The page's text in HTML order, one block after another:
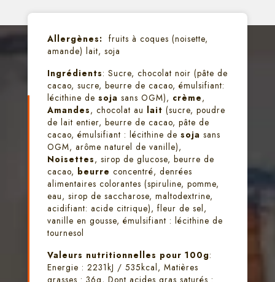
Allergènes: fruits à coques (noisette,
amande) lait, soja
Ingrédients: Sucre, chocolat noir (pâte de
cacao, sucre, beurre de cacao, émulsifiant:
lécithine de soja sans OGM), crème,
Amandes, chocolat au lait (sucre, poudre
de lait entier, beurre de cacao, pâte de
cacao, émulsifiant : lécithine de soja sans
OGM, arôme naturel de vanille),
Noisettes, sirop de glucose, beurre de
cacao, beurre concentré, denrées
alimentaires colorantes (spiruline, pomme,
eau, sirop de saccharose, maltodextrine,
acidifiant: acide citrique), fleur de sel,
vanille en gousse, émulsifiant : lécithine de
tournesol
Valeurs nutritionnelles pour 100g:
Energie : 2231kJ / 535kcal, Matières
grasses : 36g, Dont acides gras saturés :